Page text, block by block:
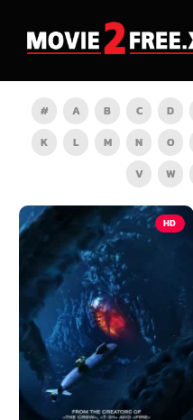
# A B C D
K
L M N O
V
W
HD